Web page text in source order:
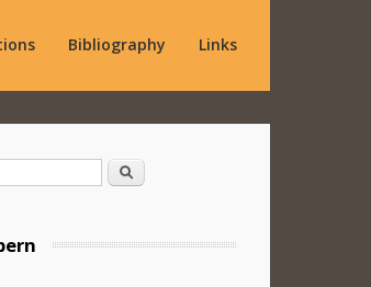
Bibliography Links
Search